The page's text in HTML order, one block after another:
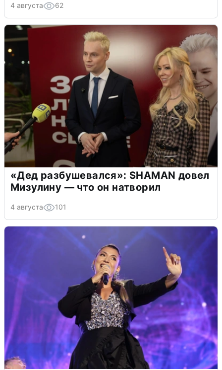
4 августа 62
«Дед разбушевался»: SHAMAN довел
Мизулину — что он натворил
4 августа 101